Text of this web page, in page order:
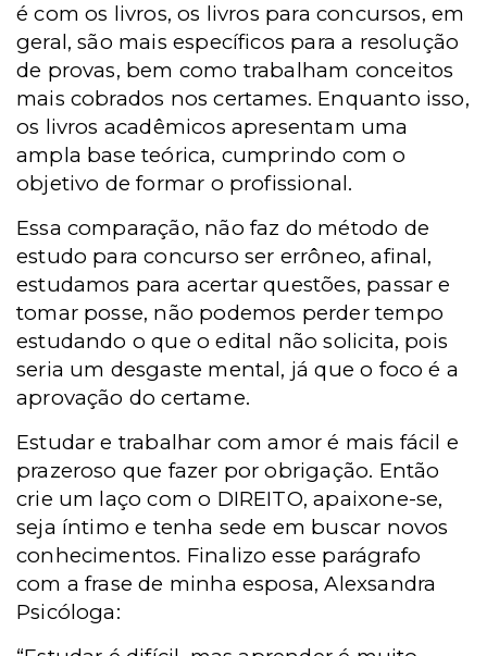
é com os livros, os livros para concursos, em
geral, são mais específicos para a resolução
de provas, bem como trabalham conceitos
mais cobrados nos certames. Enquanto isso,
os livros acadêmicos apresentam uma
ampla base teórica, cumprindo com o
objetivo de formar o profissional.
Essa comparação, não faz do método de
estudo para concurso ser errôneo, afinal,
estudamos para acertar questões, passar e
tomar posse, não podemos perder tempo
estudando o que o edital não solicita, pois
seria um desgaste mental, já que o foco é a
aprovação do certame.
Estudar e trabalhar com amor é mais fácil e
prazeroso que fazer por obrigação. Então
crie um laço com o DIREITO, apaixone-se,
seja íntimo e tenha sede em buscar novos
conhecimentos. Finalizo esse parágrafo
com a frase de minha esposa, Alexsandra
Psicóloga: